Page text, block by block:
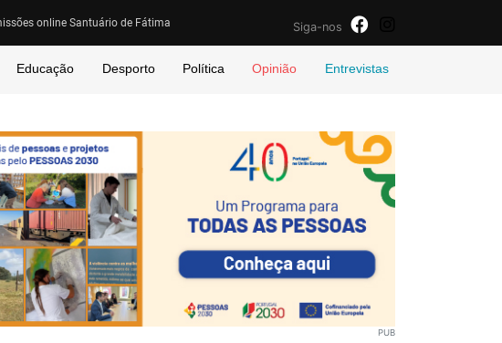
online Santuário de Fátima Siga-nos
Educação Desporto Política Opinião Entrevistas
PUB